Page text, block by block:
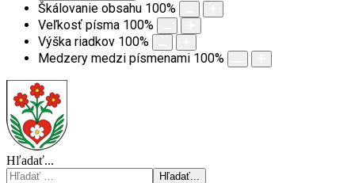
Škálovanie obsahu 100%
Veľkosť písma 100%
Výška riadkov 100%
Medzery medzi písmenami 100%
Hľadať...
Hľadať...